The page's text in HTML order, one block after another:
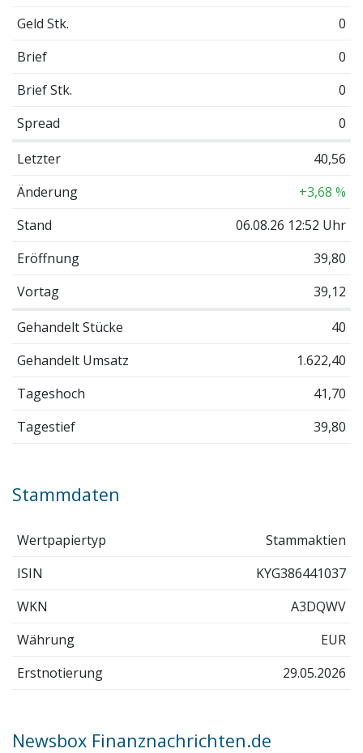
Geld Stk.
0
Brief
0
Brief Stk.
0
Spread
0
Letzter
40,56
Änderung
+3,68 %
Stand
06.08.26 12:52 Uhr
Eröffnung
39,80
Vortag
39,12
Gehandelt Stücke
40
Gehandelt Umsatz
1.622,40
Tageshoch
41,70
Tagestief
39,80
Stammdaten
Wertpapiertyp
Stammaktien
ISIN
KYG386441037
WKN
A3DQWV
Währung
EUR
Erstnotierung
29.05.2026
Newsbox Finanznachrichten.de